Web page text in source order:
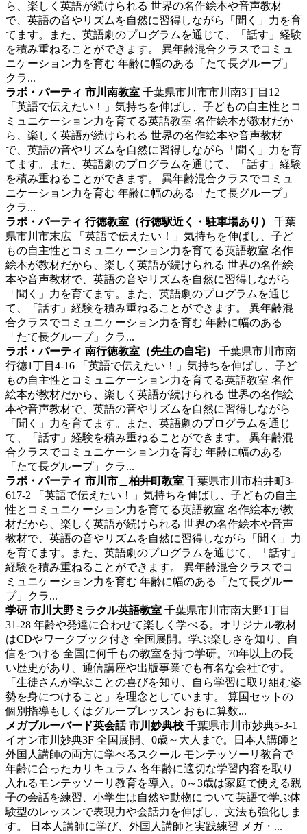
ら、楽しく英語が続けられる 世界の名作絵本や音声教材
で、英語の音やリズムを自然に習得しながら「聞く」力を育
てます。また、英語劇のプログラムを通じて、「話す」経験
を積み重ねることができます。 異年齢混合クラスでコミュ
ニケーション力を育む 年齢に幅のある「たて長グループ」
クラ...
ラボ・パーティ 市川南教室 千葉県市川市市川南3丁目12
「英語で伝えたい！」気持ちを伸ばし、子どもの自主性とコ
ミュニケーション力を育てる英語教室 名作絵本が教材だか
ら、楽しく英語が続けられる 世界の名作絵本や音声教材
で、英語の音やリズムを自然に習得しながら「聞く」力を育
てます。また、英語劇のプログラムを通じて、「話す」経験
を積み重ねることができます。 異年齢混合クラスでコミュ
ニケーション力を育む 年齢に幅のある「たて長グループ」
クラ...
ラボ・パーティ 行徳教室（行徳駅近く・駐車場あり）
千葉
県市川市末広
「英語で伝えたい！」気持ちを伸ばし、子ど
もの自主性とコミュニケーション力を育てる英語教室 名作
絵本が教材だから、楽しく英語が続けられる 世界の名作絵
本や音声教材で、英語の音やリズムを自然に習得しながら
「聞く」力を育てます。また、英語劇のプログラムを通じ
て、「話す」経験を積み重ねることができます。 異年齢混
合クラスでコミュニケーション力を育む 年齢に幅のある
「たて長グループ」クラ...
ラボ・パーティ 南行徳教室（先生の自宅）
千葉県市川市南
行徳1丁目4-16
「英語で伝えたい！」気持ちを伸ばし、子ど
もの自主性とコミュニケーション力を育てる英語教室 名作
絵本が教材だから、楽しく英語が続けられる 世界の名作絵
本や音声教材で、英語の音やリズムを自然に習得しながら
「聞く」力を育てます。また、英語劇のプログラムを通じ
て、「話す」経験を積み重ねることができます。 異年齢混
合クラスでコミュニケーション力を育む 年齢に幅のある
「たて長グループ」クラ...
ラボ・パーティ 市川市＿柏井町教室 千葉県市川市柏井町3-
617-2
「英語で伝えたい！」気持ちを伸ばし、子どもの自主
性とコミュニケーション力を育てる英語教室 名作絵本が教
材だから、楽しく英語が続けられる 世界の名作絵本や音声
教材で、英語の音やリズムを自然に習得しながら「聞く」力
を育てます。また、英語劇のプログラムを通じて、「話す」
経験を積み重ねることができます。 異年齢混合クラスでコ
ミュニケーション力を育む 年齢に幅のある「たて長グルー
プ」クラ...
学研 市川大野ミラクル英語教室 千葉県市川市南大野1丁目
31-28 年齢や発達に合わせて楽しく学べる。オリジナル教材
はCDやワークブック付き 全国展開。学ぶ楽しさを知り、自
信をつける 全国に何千もの教室を持つ学研。70年以上の長
い歴史があり、通信講座や出版事業でも有名な会社です。
「生徒さんが学ぶことの喜びを知り、自ら学習に取り組む姿
勢を身につけること」を理念としています。 算国セットの
個別指導もしくはグループレッスン おもに算数...
メガブルーバード英会話 市川妙典校 千葉県市川市妙典5-3-1
イオン市川妙典3F 全国展開、0歳～大人まで。日本人講師と
外国人講師の両方に学べるスクール モンテッソーリ教育で
年齢に合ったカリキュラム 各年齢に適切な学習内容を取り
入れるモンテッソーリ教育を導入。0～3歳は家庭で使える親
子の会話を練習、小学生は自然や動物について英語で学ぶ体
験型のレッスンで表現力や会話力を伸ばし、文法も強化しま
す。 日本人講師に学び、外国人講師と実践練習 メガ・...